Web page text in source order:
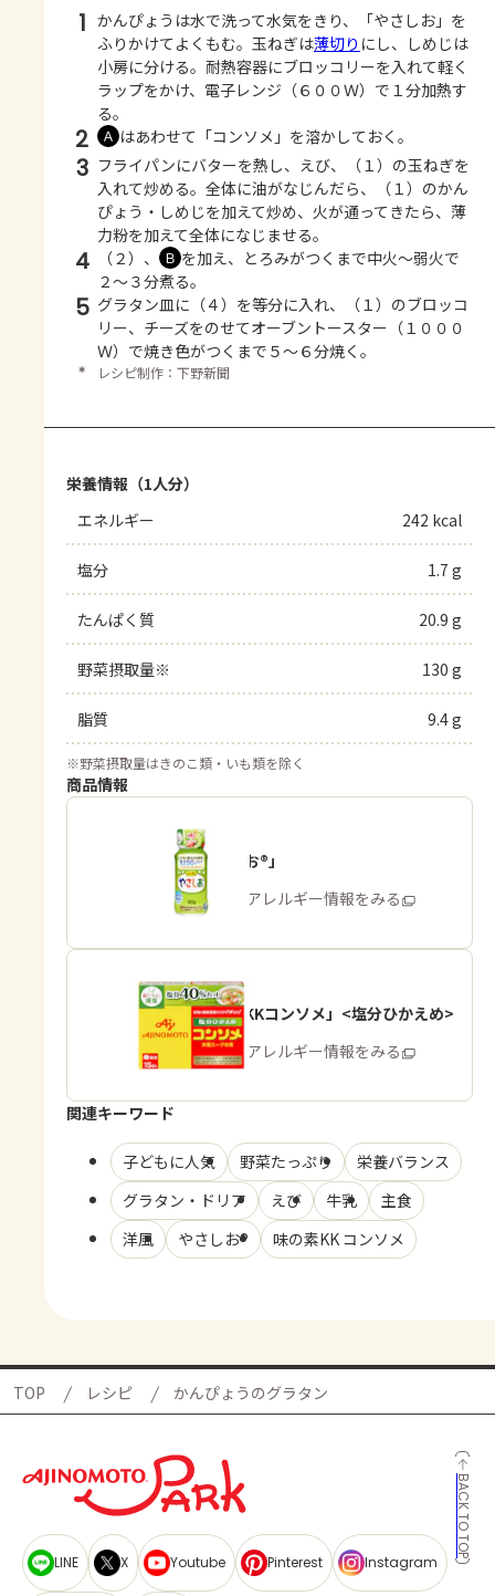
1 かんぴょうは水で洗って水気をきり、「やさしお」を
ふりかけてよくもむ。玉ねぎは薄切り にし、しめじは
小房に分ける。耐熱容器にブロッコリーを入れて軽く
ラップをかけ、電子レンジ（６００Ｗ）で１分加熱す
る。
2 Ａ はあわせて「コンソメ」を溶かしておく。
3 フライパンにバターを熱し、えび、（１）の玉ねぎを
入れて炒める。全体に油がなじんだら、（１）のかん
ぴょう・しめじを加えて炒め、火が通ってきたら、薄
力粉を加えて全体になじませる。
4 （２）、 Ｂ を加え、とろみがつくまで中火～弱火で
２～３分煮る。
5 グラタン皿に（４）を等分に入れ、（１）のブロッコ
リー、チーズをのせてオーブントースター（１０００
Ｗ）で焼き色がつくまで５～６分焼く。
＊ レシピ制作：下野新聞
栄養情報（1人分）
エネルギー
242 kcal
塩分 1.7 g
たんぱく質 20.9 g
野菜摂取量※ 130 g
脂質 9.4 g
※野菜摂取量はきのこ類・いも類を除く
商品情報
「やさしお®」
商品・アレルギー情報をみる
「味の素KKコンソメ」<塩分ひかえめ>
商品・アレルギー情報をみる
関連キーワード
子どもに人気 野菜たっぷり
栄養バランス
グラタン・ドリア
えび 牛乳
主食
洋風
やさしお® 味の素KK コンソメ
TOP レシピ かんぴょうのグラタン
BACK TO TOP
LINE X Youtube Pinterest Instagram